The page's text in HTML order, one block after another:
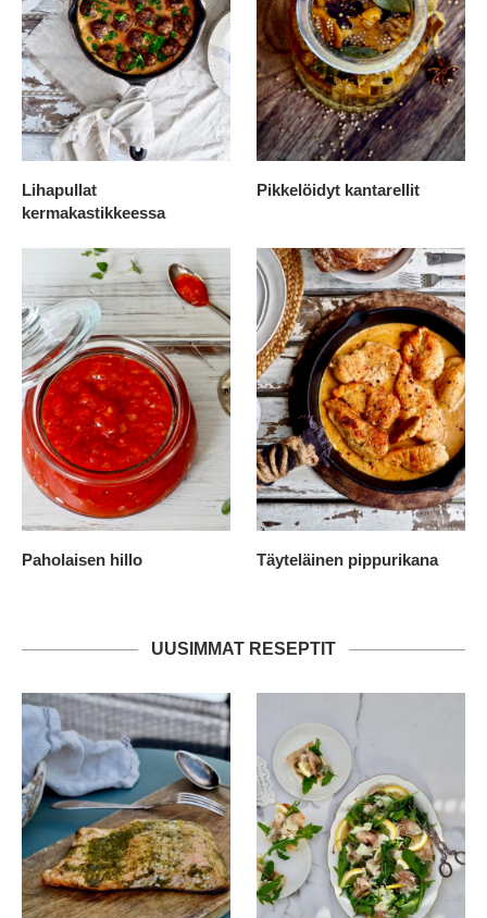
Lihapullat
kermakastikkeessa
Pikkelöidyt kantarellit
Paholaisen hillo Täyteläinen pippurikana
UUSIMMAT RESEPTIT